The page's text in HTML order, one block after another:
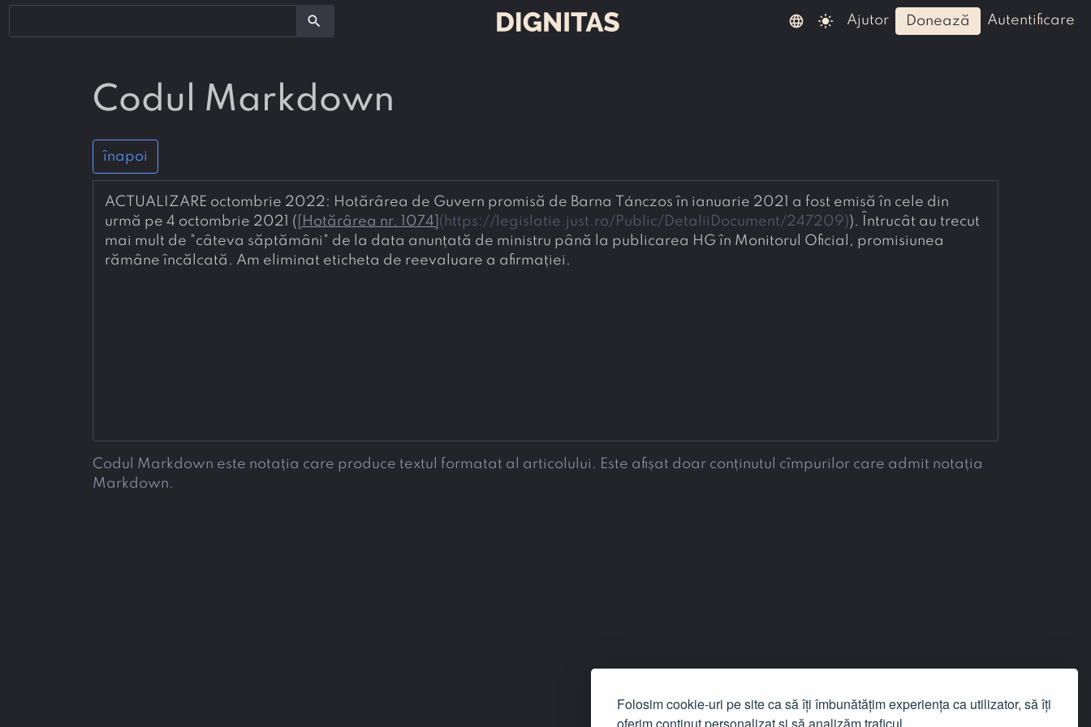
Folosim cookie-uri pe site ca să îți îmbunătățim experiența ca utilizator, să îți
search language light_mode ajutor donează autentificare
Codul Markdown
înapoi
ACTUALIZARE octombrie 2022: Hotărârea de Guvern promisă de Barna Tánczos în ianuarie 2021 a fost emisă în cele din
urmă pe 4 octombrie 2021 (
Hotărârea nr. 1074 ( https://legislatie.just.ro/Public/DetaliiDocument/247209)). Întrucât au trecut
mai mult de "câteva săptămâni" de la data anunțată de ministru până la publicarea HG în Monitorul Oficial, promisiunea
rămâne încălcată. Am eliminat eticheta de reevaluare a afirmației.
Codul Markdown este notația care produce textul formatat al articolului. Este afișat doar conținutul cîmpurilor care admit notația
Markdown.